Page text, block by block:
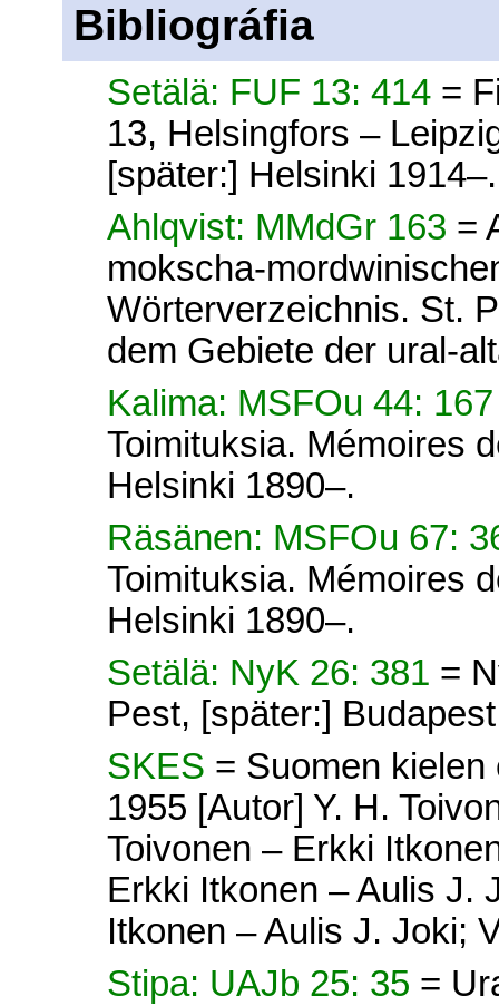
Bibliográfia
Setälä: FUF 13: 414 =
13, Helsingfors –
[später:] Helsinki 1914–.
Ahlqvist: MMdGr 163 =
mokscha-
Wörterverzeichnis. St.
dem Gebiete der ural-
Kalima: MSFOu 44:
Toimituksia. Mémoires
Helsinki 1890–.
Räsänen: MSFOu 67:
Toimituksia. Mémoires
Helsinki 1890–.
Setälä: NyK 26: 381 =
Pest, [später:]
SKES = Suomen
1955 [Autor] Y. H.
Toivonen – Erkki
Erkki Itkonen – Aulis J.
Itkonen – Aulis J. Joki;
Stipa: UAJb 25: 35 =